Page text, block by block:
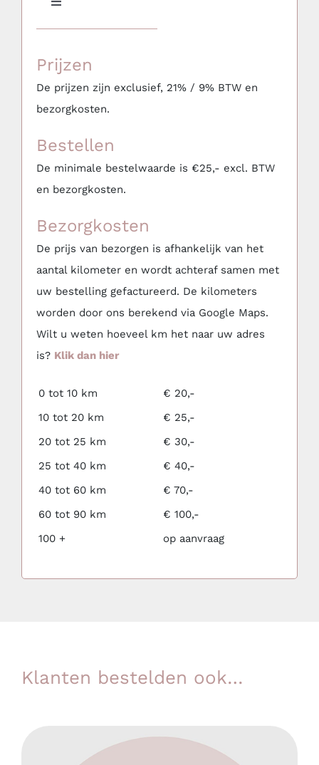
40
personen
aantal
Toggle
Aankleding & Decoratie
Serviesgoed, glaswerk, keuken & BBQ
Bars, Koelkasten & Koelingen
(Party)tenten, Overkappingen & Parasols
Prijzen
De prijzen zijn exclusief, 21% / 9% BTW en
bezorgkosten.
Bestellen
De minimale bestelwaarde is €25,- excl. BTW
en bezorgkosten.
Bezorgkosten
De prijs van bezorgen is afhankelijk van het
aantal kilometer en wordt achteraf samen met
uw bestelling gefactureerd. De kilometers
worden door ons berekend via Google Maps.
Wilt u weten hoeveel km het naar uw adres
is? Klik dan hier
0 tot 10 km
€ 20,-
10 tot 20 km
€ 25,-
20 tot 25 km
€ 30,-
25 tot 40 km
€ 40,-
40 tot 60 km
€ 70,-
60 tot 90 km
€ 100,-
100 +
op aanvraag
Klanten bestelden ook…